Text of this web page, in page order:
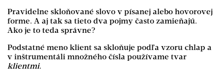
Pravidelne skloňované slovo v písanej alebo hovorovej
forme. A aj tak sa tieto dva pojmy často zamieňajú.
Ako je to teda správne?
Podstatné meno klient sa skloňuje podľa vzoru chlap a
v inštrumentáli množného čísla používame tvar
klientmi.